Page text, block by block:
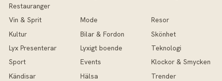
Restauranger
Vin & Sprit Mode
Resor
Kultur
Bilar & Fordon
Skönhet
Lyx Presenterar
Lyxigt boende
Teknologi
Sport
Events
Klockor & Smycken
Kändisar
Hälsa
Trender